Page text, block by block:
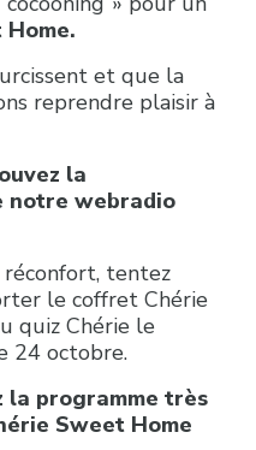
et que la
reprendre plaisir à
la
notre webradio
réconfort, tentez
le coffret Chérie
quiz Chérie le
24 octobre.
la programme très
Sweet Home